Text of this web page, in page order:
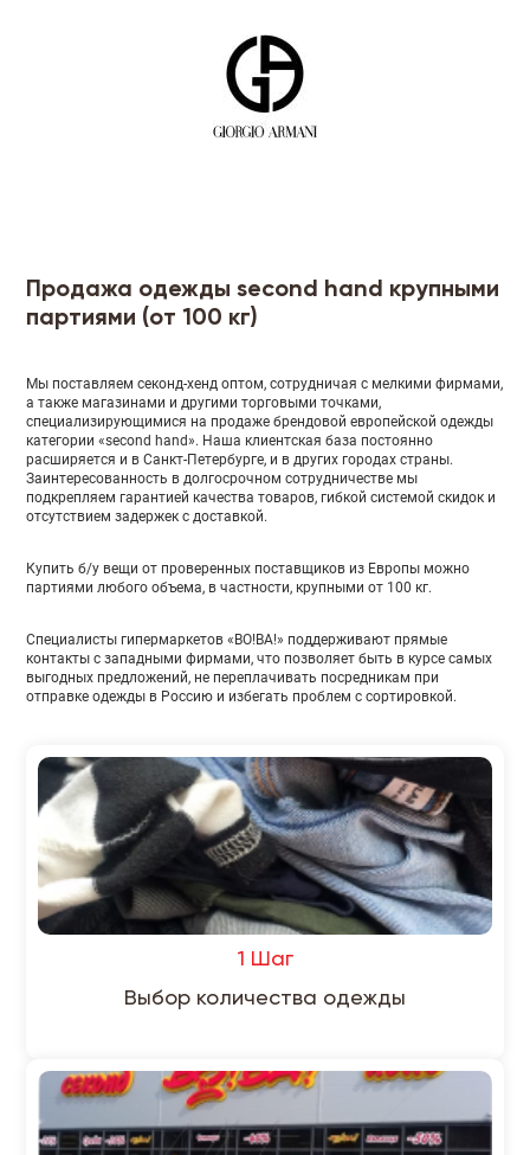
Продажа одежды second hand крупными
партиями (от 100 кг)
Мы поставляем секонд-хенд оптом, сотрудничая с мелкими фирмами,
а также магазинами и другими торговыми точками,
специализирующимися на продаже брендовой европейской одежды
категории «second hand». Наша клиентская база постоянно
расширяется и в Санкт-Петербурге, и в других городах страны.
Заинтересованность в долгосрочном сотрудничестве мы
подкрепляем гарантией качества товаров, гибкой системой скидок и
отсутствием задержек с доставкой.
Купить б/у вещи от проверенных поставщиков из Европы можно
партиями любого объема, в частности, крупными от 100 кг.
Специалисты гипермаркетов «ВО!ВА!» поддерживают прямые
контакты с западными фирмами, что позволяет быть в курсе самых
выгодных предложений, не переплачивать посредникам при
отправке одежды в Россию и избегать проблем с сортировкой.
1 Шаг
Выбор количества одежды